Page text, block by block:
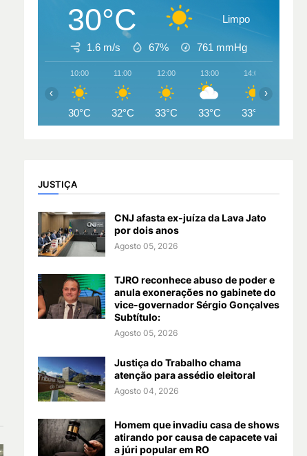
30°C Limpo
1.6 m/s 67% 761 mmHg
10:00
30°C
11:00
32°C
12:00
33°C
13:00
33°C
14:00
33°C
‹ ›
JUSTIÇA
CNJ afasta ex-juíza da Lava Jato
por dois anos
Agosto 05, 2026
TJRO reconhece abuso de poder e
anula exonerações no gabinete do
vice-governador Sérgio Gonçalves
Subtítulo:
Agosto 05, 2026
Justiça do Trabalho chama
atenção para assédio eleitoral
Agosto 04, 2026
Homem que invadiu casa de shows
atirando por causa de capacete vai
a júri popular em RO